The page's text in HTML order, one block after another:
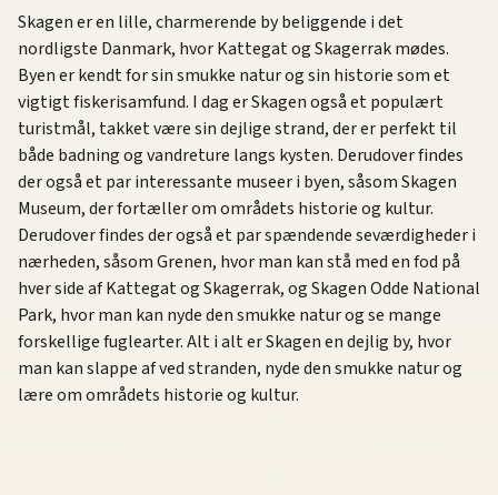
Skagen er en lille, charmerende by beliggende i det
nordligste Danmark, hvor Kattegat og Skagerrak mødes.
Byen er kendt for sin smukke natur og sin historie som et
vigtigt fiskerisamfund. I dag er Skagen også et populært
turistmål, takket være sin dejlige strand, der er perfekt til
både badning og vandreture langs kysten. Derudover findes
der også et par interessante museer i byen, såsom Skagen
Museum, der fortæller om områdets historie og kultur.
Derudover findes der også et par spændende seværdigheder i
nærheden, såsom Grenen, hvor man kan stå med en fod på
hver side af Kattegat og Skagerrak, og Skagen Odde National
Park, hvor man kan nyde den smukke natur og se mange
forskellige fuglearter. Alt i alt er Skagen en dejlig by, hvor
man kan slappe af ved stranden, nyde den smukke natur og
lære om områdets historie og kultur.